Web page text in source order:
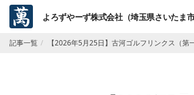
よろずやーず株式会社（埼玉県さいた
記事一覧 【2026年5月25日】古河ゴルフリンクス（第